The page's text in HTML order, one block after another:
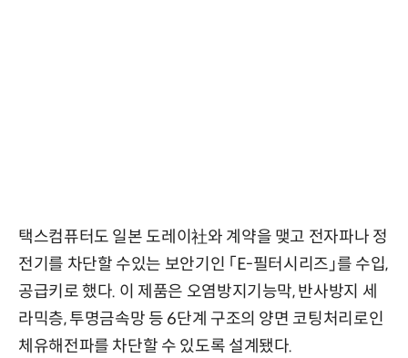
택스컴퓨터도 일본 도레이社와 계약을 맺고 전자파나 정
전기를 차단할 수있는 보안기인 「E-필터시리즈」를 수입,
공급키로 했다. 이 제품은 오염방지기능막, 반사방지 세
라믹층, 투명금속망 등 6단계 구조의 양면 코팅처리로인
체유해전파를 차단할 수 있도록 설계됐다.